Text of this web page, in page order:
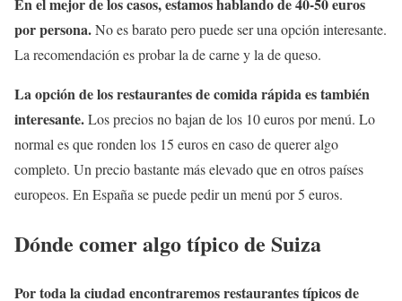
por persona.No es barato pero puede ser una opción interesante.
La recomendación es probar la de carne y la de queso.
La opción de los restaurantes de comida rápida es también
interesante.Los precios no bajan de los 10 euros por menú. Lo
normal es que ronden los 15 euros en caso de querer algo
completo. Un precio bastante más elevado que en otros países
europeos. En España se puede pedir un menú por 5 euros.
Dónde comer algo típico de Suiza
Por toda la ciudad encontraremos restaurantes típicos de